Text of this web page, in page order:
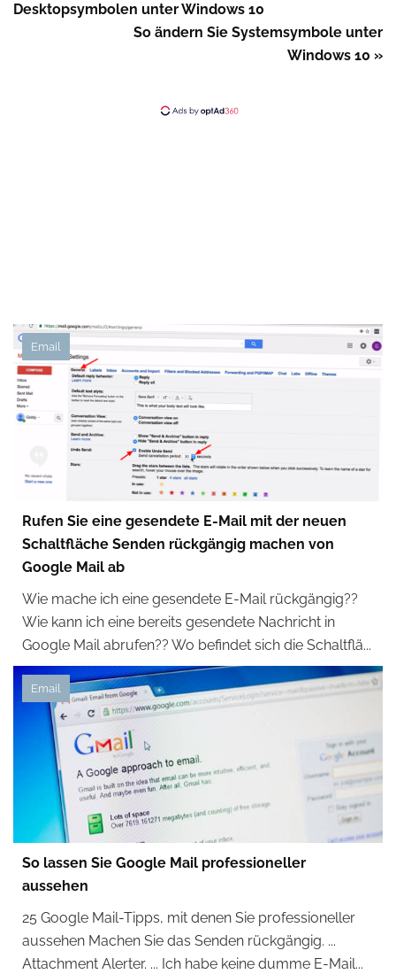
Desktopsymbolen unter Windows 10
So ändern Sie Systemsymbole unter
Windows 10 »
Email
Rufen Sie eine gesendete E-Mail mit der neuen
Schaltfläche Senden rückgängig machen von
Google Mail ab
Wie mache ich eine gesendete E-Mail rückgängig??
Wie kann ich eine bereits gesendete Nachricht in
Google Mail abrufen?? Wo befindet sich die Schaltflä...
Email
So lassen Sie Google Mail professioneller
aussehen
25 Google Mail-Tipps, mit denen Sie professioneller
aussehen Machen Sie das Senden rückgängig. ...
Attachment Alerter. ... Ich habe keine dumme E-Mail...